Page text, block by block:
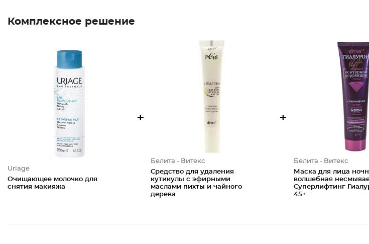
Комплексное решение
Uriage
Очищающее молочко для
снятия макияжа
+
Белита - Витекс
Средство для удаления
кутикулы с эфирными
маслами пихты и чайного
дерева
+
Белита - Витекс
Маска для лица
волшебная
Суперлифтинг
45+